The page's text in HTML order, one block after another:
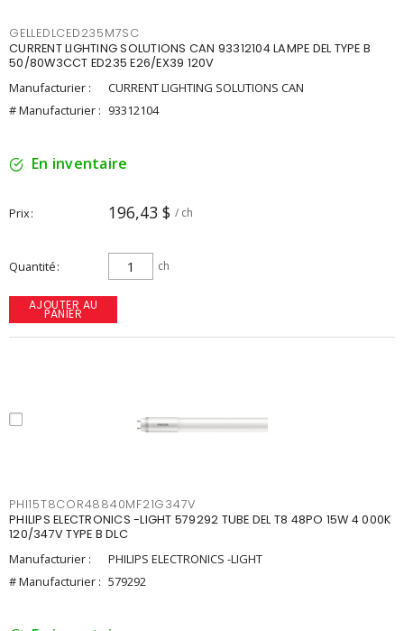
GELLEDLCED235M7SC
CURRENT LIGHTING SOLUTIONS CAN 93312104 LAMPE DEL TYPE B
50/80W3CCT ED235 E26/EX39 120V
Manufacturier :
CURRENT LIGHTING SOLUTIONS CAN
# Manufacturier : 93312104
En inventaire
Prix 196,43 $ / ch
Quantité ch
AJOUTER AU
PANIER
PHI15T8COR48840MF21G347V
PHILIPS ELECTRONICS -LIGHT 579292 TUBE DEL T8 48PO 15W 4 000K
120/347V TYPE B DLC
Manufacturier :
PHILIPS ELECTRONICS -LIGHT
# Manufacturier : 579292